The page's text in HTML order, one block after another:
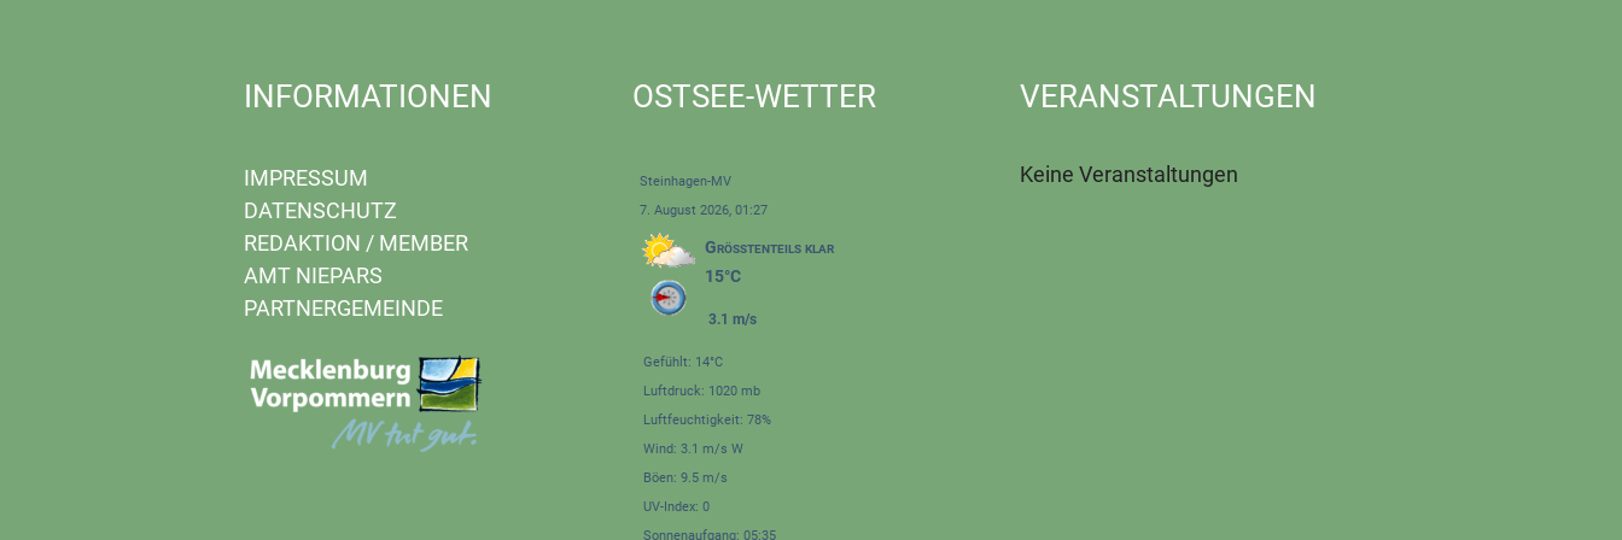
INFORMATIONEN
IMPRESSUM
DATENSCHUTZ
REDAKTION / MEMBER
AMT NIEPARS
PARTNERGEMEINDE
OSTSEE-WETTER
Steinhagen-MV
7. August 2026, 01:27
Größtenteils klar
15°C
3.1 m/s
Gefühlt: 14°C
Luftdruck: 1020 mb
Luftfeuchtigkeit: 78%
Wind: 3.1 m/s W
Böen: 9.5 m/s
UV-Index: 0
Sonnenaufgang: 05:35
VERANSTALTUNGEN
Keine Veranstaltungen